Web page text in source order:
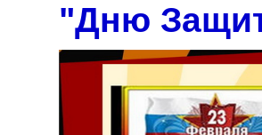
"Дню